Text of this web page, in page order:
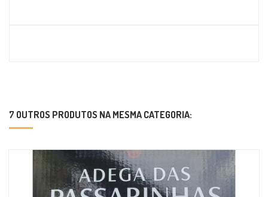
7 OUTROS PRODUTOS NA MESMA CATEGORIA: